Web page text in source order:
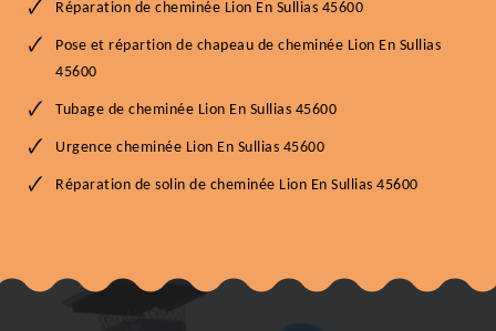
Réparation de cheminée Lion En Sullias 45600
Pose et répartion de chapeau de cheminée Lion En Sullias
45600
Tubage de cheminée Lion En Sullias 45600
Urgence cheminée Lion En Sullias 45600
Réparation de solin de cheminée Lion En Sullias 45600